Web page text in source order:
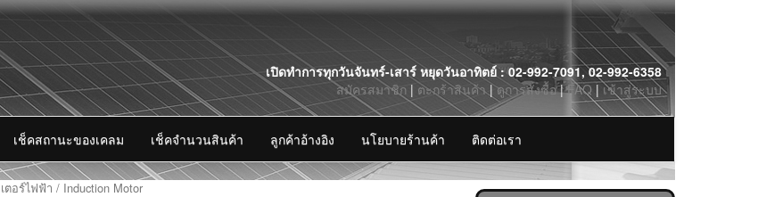
Skip
to
content
เปิดทำการทุกวันจันทร์-เสาร์ หยุดวันอาทิตย์ : 02-992-7091, 02-992-6358
สมัครสมาชิก | ตะกร้าสินค้า|ดูการสั่งซื้อ|FAQ | เข้าสู่ระบบ
เช็คสถานะของเคลม เช็คจำนวนสินค้า ลูกค้าอ้างอิง นโยบายร้านค้า ติดต่อเรา
ตอร์ไฟฟ้า / Induction Motor